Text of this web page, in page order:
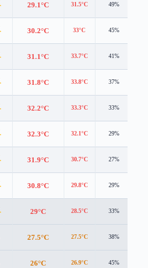
29.1°C 31.5°C 49%
30.2°C 33°C 45%
31.1°C 33.7°C 41%
31.8°C 33.8°C 37%
32.2°C 33.3°C 33%
32.3°C 32.1°C 29%
31.9°C 30.7°C 27%
30.8°C 29.8°C 29%
29°C 28.5°C 33%
27.5°C 27.5°C 38%
26°C 26.9°C 45%